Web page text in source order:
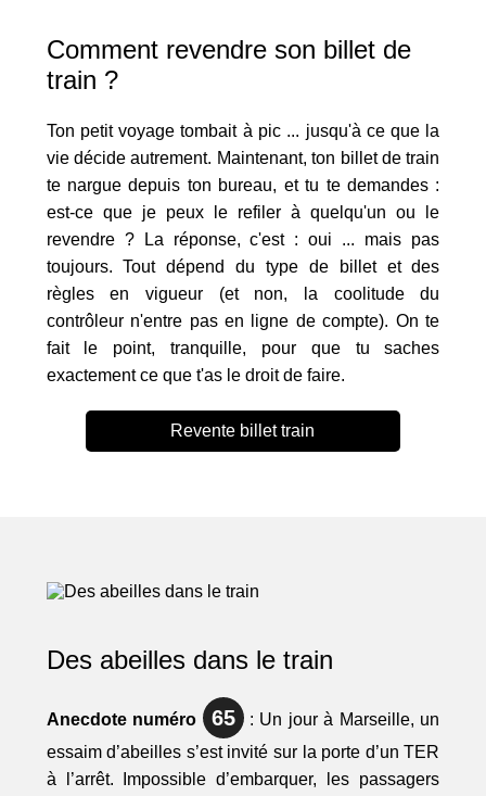
Comment revendre son billet de
train ?
Ton petit voyage tombait à pic ... jusqu'à ce que la
vie décide autrement. Maintenant, ton billet de train
te nargue depuis ton bureau, et tu te demandes :
est-ce que je peux le refiler à quelqu'un ou le
revendre ? La réponse, c'est : oui ... mais pas
toujours. Tout dépend du type de billet et des
règles en vigueur (et non, la coolitude du
contrôleur n'entre pas en ligne de compte). On te
fait le point, tranquille, pour que tu saches
exactement ce que t'as le droit de faire.
Revente billet train
Des abeilles dans le train
Anecdote numéro 65 : Un jour à Marseille, un
essaim d’abeilles s’est invité sur la porte d’un TER
à l’arrêt. Impossible d’embarquer, les passagers